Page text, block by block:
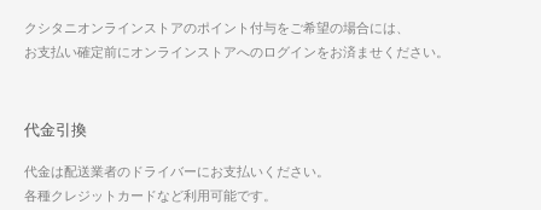
クシタニオンラインストアのポイント付与をご希望の場合には、
お支払い確定前にオンラインストアへのログインをお済ませください。
代金引換
代金は配送業者のドライバーにお支払いください。
各種クレジットカードなど利用可能です。